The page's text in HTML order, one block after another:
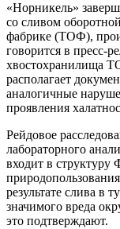
«Норникель»
со сливом
фабрике (ТОФ),
говорится в пресс-
хвостохранилища
располагает
аналогичные
проявления
Рейдовое
лабораторного
входит в структуру
результате слива в
значимого вреда
это подтверждают.